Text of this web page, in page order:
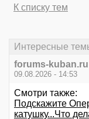
К списку тем
Интересные
forums-kuban.ru
09.08.2026 - 14:53
Смотри также:
Подскажите
катушку...Что